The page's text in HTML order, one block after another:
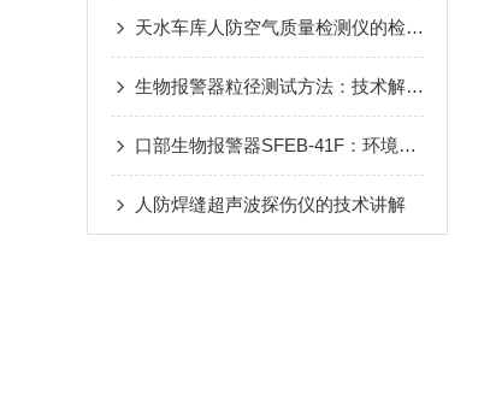
天水车库人防空气质量检测仪的检测方法
生物报警器粒径测试方法：技术解析与应用要点
口部生物报警器SFEB-41F：环境生物因素变化的守护者
人防焊缝超声波探伤仪的技术讲解